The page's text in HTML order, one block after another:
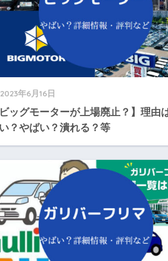
2023年6月16日
ビッグモーターが上場廃止？】理由
？やばい？潰れる？等